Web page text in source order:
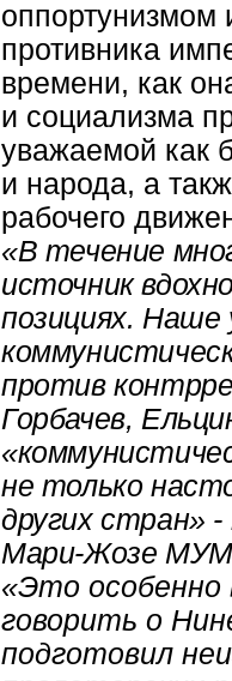
оппортунизмом
противника
времени, как
и социализма
уважаемой как
и народа, а
рабочего
«В течение
источник
позициях. Наше
против
Горбачев,
не только
других стран»
Мари-Жозе
«Это особенно
говорить о
подготовил